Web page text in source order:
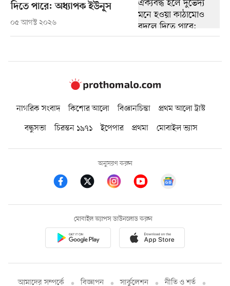
দিতে পারে: অধ্যাপক ইউনূস
০৫ আগস্ট ২০২৬
নাগরিক সংবাদ কিশোর আলো বিজ্ঞানচিন্তা
প্রথম আলো ট্রাস্ট
বন্ধুসভা
চিরন্তন ১৯৭১ ইপেপার প্রথমা মোবাইল ভ্যাস
অনুসরণ করুন
মোবাইল অ্যাপস ডাউনলোড করুন
আমাদের সম্পর্কে বিজ্ঞাপন সার্কুলেশন নীতি ও শর্ত